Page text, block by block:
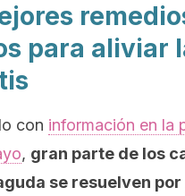
para aliviar
con información en la
, gran parte de los
se resuelven por